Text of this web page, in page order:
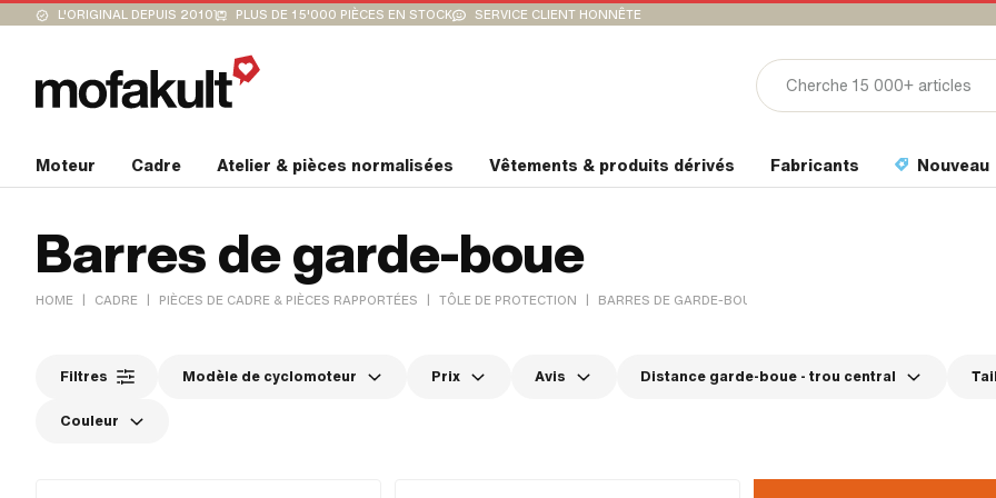
L'ORIGINAL DEPUIS 2010 PLUS DE 15'000 PIÈCES EN STOCK SERVICE CLIENT HONNÊTE
Moteur Cadre Atelier & pièces normalisées Vêtements & produits dérivés Fabricants Nouveau
Barres de garde-boue
HOME | CADRE | PIÈCES DE CADRE & PIÈCES RAPPORTÉES | TÔLE DE PROTECTION | BARRES DE GARDE-BOUE
Filtres Modèle de cyclomoteur Prix Avis Distance garde-boue - trou central
Couleur